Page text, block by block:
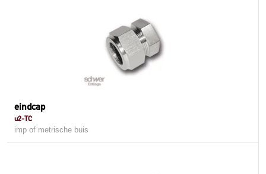
eindcap
u2-TC
imp of metrische buis